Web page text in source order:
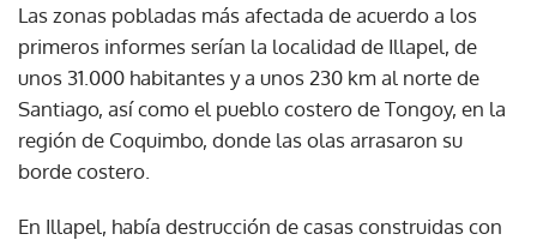
Las zonas pobladas más afectada de acuerdo a los
primeros informes serían la localidad de Illapel, de
unos 31.000 habitantes y a unos 230 km al norte de
Santiago, así como el pueblo costero de Tongoy, en la
región de Coquimbo, donde las olas arrasaron su
borde costero.
En Illapel, había destrucción de casas construidas con